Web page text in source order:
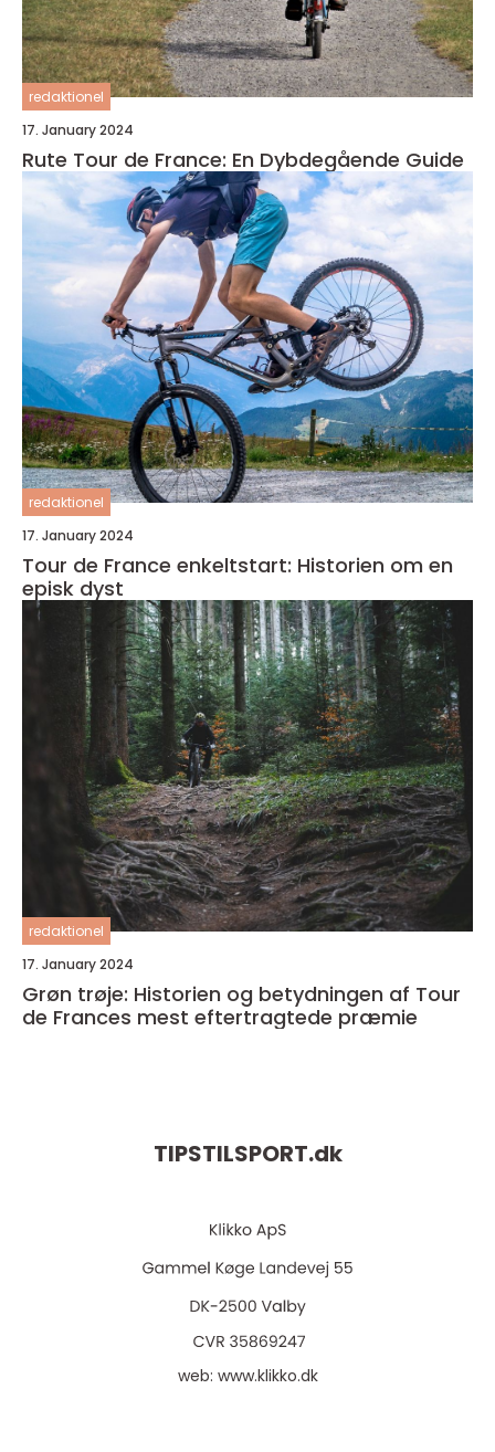
redaktionel
17. January 2024
Rute Tour de France: En Dybdegående Guide
redaktionel
17. January 2024
Tour de France enkeltstart: Historien om en
episk dyst
redaktionel
17. January 2024
Grøn trøje: Historien og betydningen af Tour
de Frances mest eftertragtede præmie
TIPSTILSPORT.dk
web: www.klikko.dk